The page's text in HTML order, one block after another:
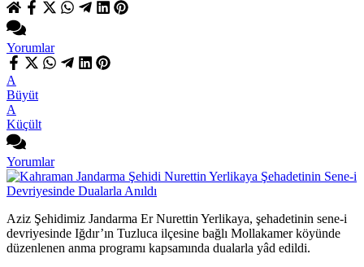
Yorumlar
A
Büyüt
A
Küçült
Yorumlar
Aziz Şehidimiz Jandarma Er Nurettin Yerlikaya, şehadetinin sene-i
devriyesinde Iğdır’ın Tuzluca ilçesine bağlı Mollakamer köyünde
düzenlenen anma programı kapsamında dualarla yâd edildi.